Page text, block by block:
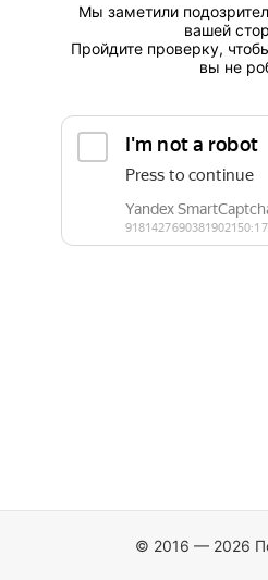
Мы заметили
вашей
Пройдите проверку,
вы не
© 2016 — 2026